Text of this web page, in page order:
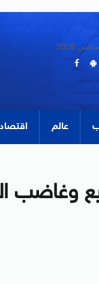
عالم اقتصاد
وغاضب